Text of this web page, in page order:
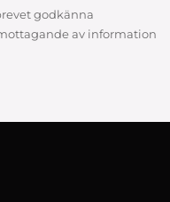
godkänna
av information